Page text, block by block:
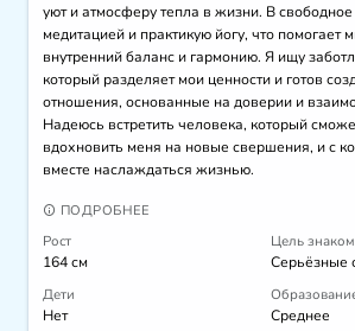
уют и атмосферу тепла в жизни. В
медитацией и практикую йогу, что помогает
внутренний баланс и гармонию. Я ищу
который разделяет мои ценности и готов
отношения, основанные на доверии и
Надеюсь встретить человека, который
вдохновить меня на новые свершения, и с
вместе наслаждаться жизнью.
ПОДРОБНЕЕ
Рост
164 см
Цель
Серьёзные
Дети
Нет
Среднее